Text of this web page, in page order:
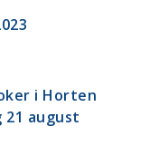
i Horten
august